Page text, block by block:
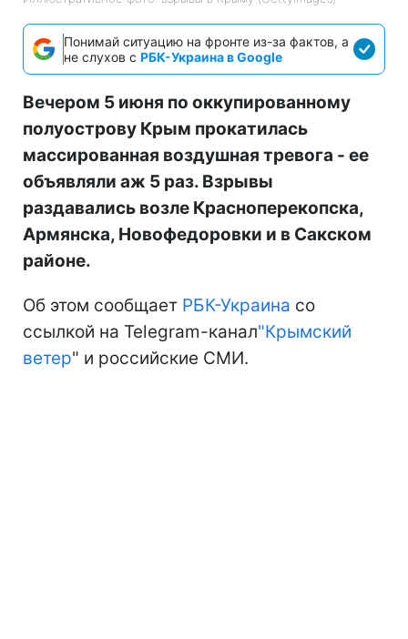
Понимай ситуацию на фронте из-за фактов, а
не слухов с РБК-Украина в Google
Вечером 5 июня по оккупированному
полуострову Крым прокатилась
массированная воздушная тревога - ее
объявляли аж 5 раз. Взрывы
раздавались возле Красноперекопска,
Армянска, Новофедоровки и в Сакском
районе.
Об этом сообщает РБК-Украина со
ссылкой на Telegram-канал"Крымский
ветер" и российские СМИ.